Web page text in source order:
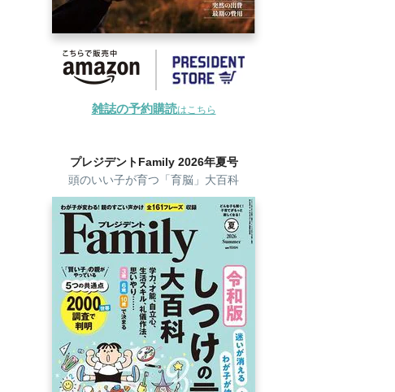
雑誌の予約購読はこちら
プレジデントFamily 2026年夏号
頭のいい子が育つ「育脳」大百科